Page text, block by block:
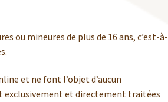
ou mineures de plus de 16 ans, c’est-à-
et ne font l’objet d’aucun
exclusivement et directement traitées